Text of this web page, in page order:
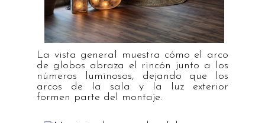
La vista general muestra cómo el arco
de globos abraza el rincón junto a los
números luminosos, dejando que los
arcos de la sala y la luz exterior
formen parte del montaje.